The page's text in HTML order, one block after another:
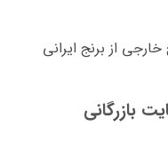
از برنج ایرانی
بازرگانی